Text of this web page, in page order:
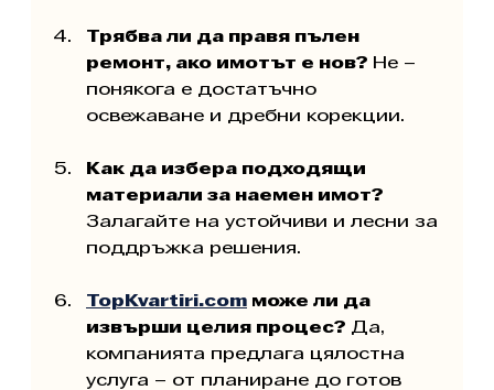
Трябва ли да правя пълен
ремонт, ако имотът е нов? Не –
понякога е достатъчно
освежаване и дребни корекции.
Как да избера подходящи
материали за наемен имот?
Залагайте на устойчиви и лесни за
поддръжка решения.
TopKvartiri.com може ли да
извърши целия процес? Да,
компанията предлага цялостна
услуга – от планиране до готов